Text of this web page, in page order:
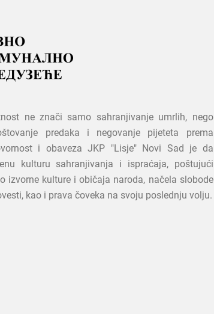
ne znači samo sahranjivanje umrlih, nego
predaka i negovanje pijeteta prema
i obaveza JKP "Lisje" Novi Sad je da
kulturu sahranjivanja i ispraćaja, poštujući
izvorne kulture i običaja naroda, načela slobode
kao i prava čoveka na svoju poslednju volju.